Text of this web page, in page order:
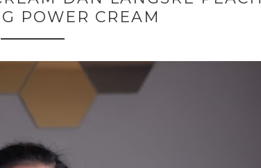
POWER CREAM